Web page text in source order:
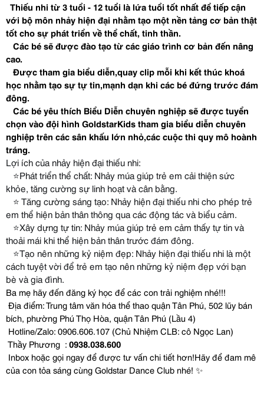
Thiếu nhi từ 3 tuổi - 12 tuổi là lứa tuổi tốt nhất để tiếp cận
với bộ môn nhảy hiện đại nhằm tạo một nền tảng cơ bản thật
tốt cho sự phát triển về thể chất, tinh thần.
Các bé sẽ được đào tạo từ các giáo trình cơ bản đến nâng
cao.
Được tham gia biểu diễn,quay clip mỗi khi kết thúc khoá
học nhằm tạo sự tự tin,mạnh dạn khi các bé đứng trước đám
đông.
Các bé yêu thích Biểu Diễn chuyên nghiệp sẽ được tuyển
chọn vào đội hình GoldstarKids tham gia biểu diễn chuyên
nghiệp trên các sân khấu lớn nhỏ,các cuộc thi quy mô hoành
tráng.
Lợi ích của nhảy hiện đại thiếu nhi:
⭐️Phát triển thể chất: Nhảy múa giúp trẻ em cải thiện sức
khỏe, tăng cường sự linh hoạt và cân bằng.
⭐️ Tăng cường sáng tạo: Nhảy hiện đại thiếu nhi cho phép trẻ
em thể hiện bản thân thông qua các động tác và biểu cảm.
⭐️Xây dựng tự tin: Nhảy múa giúp trẻ em cảm thấy tự tin và
thoải mái khi thể hiện bản thân trước đám đông.
⭐️Tạo nên những kỷ niệm đẹp: Nhảy hiện đại thiếu nhi là một
cách tuyệt vời để trẻ em tạo nên những kỷ niệm đẹp với bạn
bè và gia đình.
Ba mẹ hãy đến đăng ký học để các con trải nghiệm nhé!!!
bích, phường Phú Thọ Hòa, quận Tân Phú (Lầu 4)
Hotline/Zalo: 0906.606.107 (Chủ Nhiệm CLB: cô Ngọc Lan)
Thầy Phương  : 0938.038.600
của con tỏa sáng cùng Goldstar Dance Club nhé! ✨